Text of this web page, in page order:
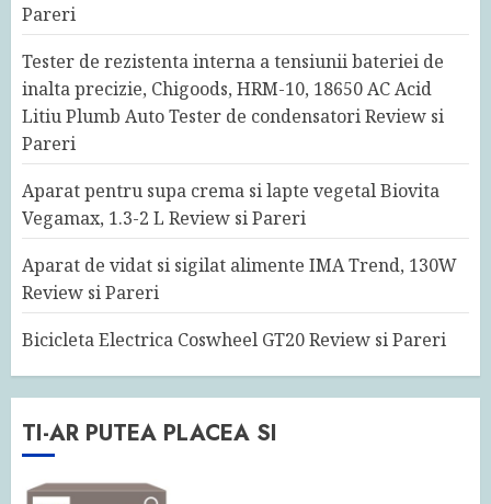
Pareri
Tester de rezistenta interna a tensiunii bateriei de
inalta precizie, Chigoods, HRM-10, 18650 AC Acid
Litiu Plumb Auto Tester de condensatori Review si
Pareri
Aparat pentru supa crema si lapte vegetal Biovita
Vegamax, 1.3-2 L Review si Pareri
Aparat de vidat si sigilat alimente IMA Trend, 130W
Review si Pareri
Bicicleta Electrica Coswheel GT20 Review si Pareri
TI-AR PUTEA PLACEA SI